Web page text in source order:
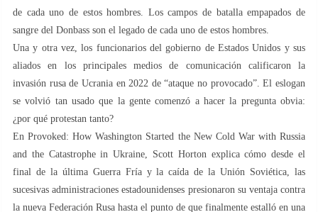
de cada uno de estos hombres. Los campos de batalla empapados de
sangre del Donbass son el legado de cada uno de estos hombres.
Una y otra vez, los funcionarios del gobierno de Estados Unidos y sus
aliados en los principales medios de comunicación calificaron la
invasión rusa de Ucrania en 2022 de “ataque no provocado”. El eslogan
se volvió tan usado que la gente comenzó a hacer la pregunta obvia:
¿por qué protestan tanto?
En Provoked: How Washington Started the New Cold War with Russia
and the Catastrophe in Ukraine, Scott Horton explica cómo desde el
final de la última Guerra Fría y la caída de la Unión Soviética, las
sucesivas administraciones estadounidenses presionaron su ventaja contra
la nueva Federación Rusa hasta el punto de que finalmente estalló en una